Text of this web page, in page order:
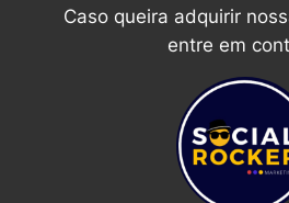
Caso queira adquirir
entre em